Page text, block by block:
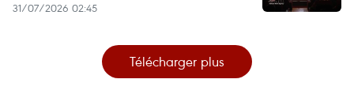
31/07/2026 02:45
Télécharger plus